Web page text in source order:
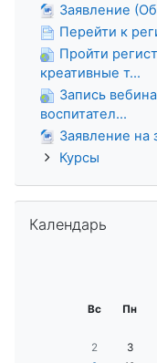
Заявление
Перейти к
Пройти
креативные т...
Запись
воспитател...
Заявление на
Курсы
Календарь
Воскресенье
Вс Пн
Нет
2 Нет
3